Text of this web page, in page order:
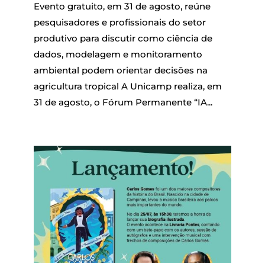
Evento gratuito, em 31 de agosto, reúne
pesquisadores e profissionais do setor
produtivo para discutir como ciência de
dados, modelagem e monitoramento
ambiental podem orientar decisões na
agricultura tropical A Unicamp realiza, em
31 de agosto, o Fórum Permanente “IA...